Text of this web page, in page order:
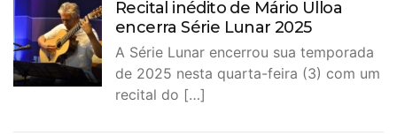
Recital inédito de Mário Ulloa
encerra Série Lunar 2025
A Série Lunar encerrou sua temporada
de 2025 nesta quarta-feira (3) com um
recital do […]